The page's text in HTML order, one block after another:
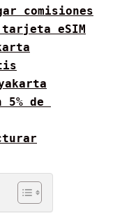
comisiones
tarjeta eSIM
de